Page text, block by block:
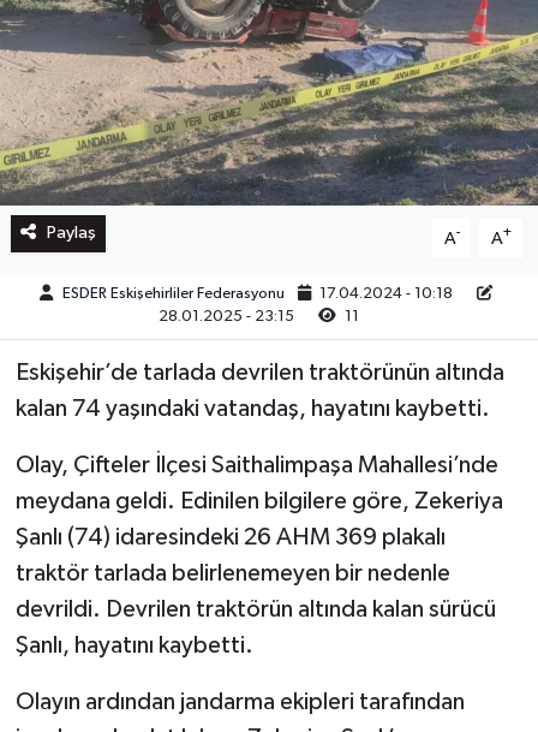
Paylaş A- A+
ESDER Eskişehirliler Federasyonu
17.04.2024 - 10:18
28.01.2025 - 23:15
Eskişehir’de tarlada devrilen traktörünün altında
kalan 74 yaşındaki vatandaş, hayatını kaybetti.
Olay, Çifteler İlçesi Saithalimpaşa Mahallesi’nde
meydana geldi. Edinilen bilgilere göre, Zekeriya
Şanlı (74) idaresindeki 26 AHM 369 plakalı
traktör tarlada belirlenemeyen bir nedenle
devrildi. Devrilen traktörün altında kalan sürücü
Şanlı, hayatını kaybetti.
Olayın ardından jandarma ekipleri tarafından